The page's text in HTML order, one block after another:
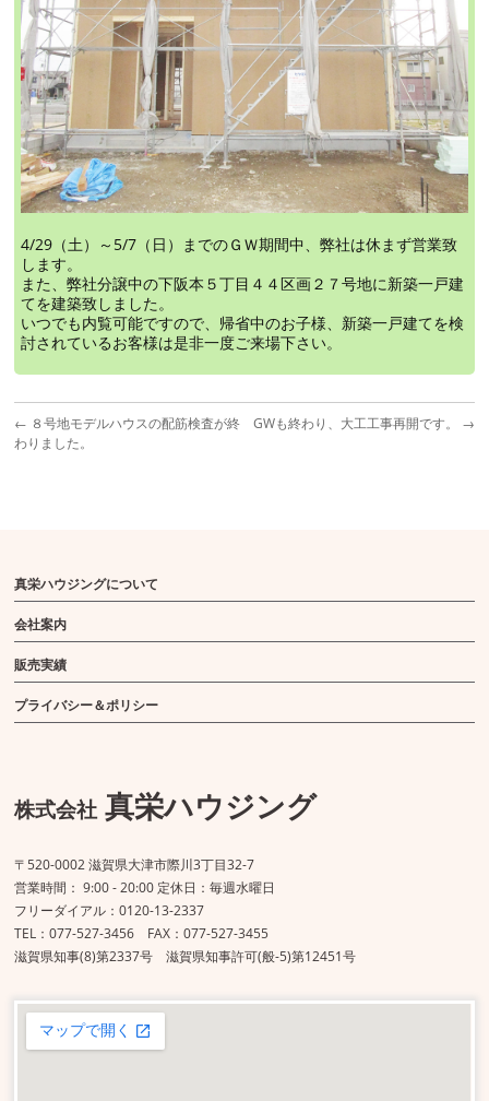
4/29（土）～5/7（日）までのＧＷ期間中、弊社は休まず営業致
します。
また、弊社分譲中の下阪本５丁目４４区画２７号地に新築一戸建
てを建築致しました。
いつでも内覧可能ですので、帰省中のお子様、新築一戸建てを検
討されているお客様は是非一度ご来場下さい。
← ８号地モデルハウスの配筋検査が終
わりました。
GWも終わり、大工工事再開です。 →
真栄ハウジングについて
会社案内
販売実績
プライバシー＆ポリシー
株式会社 真栄ハウジング
〒520-0002 滋賀県大津市際川3丁目32-7
営業時間： 9:00 - 20:00 定休日：毎週水曜日
フリーダイアル：0120-13-2337
TEL：077-527-3456 FAX：077-527-3455
滋賀県知事(8)第2337号 滋賀県知事許可(般-5)第12451号